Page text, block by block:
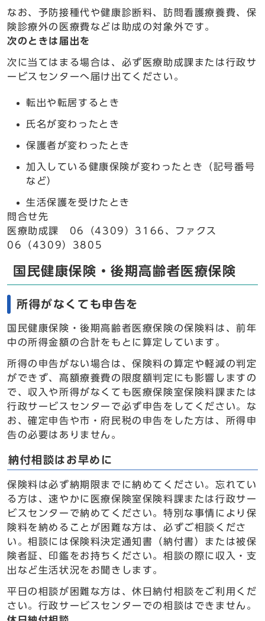
なお、予防接種代や健康診断料、訪問看護療養費、保
険診療外の医療費などは助成の対象外です。
次のときは届出を
次に当てはまる場合は、必ず医療助成課または行政サ
ービスセンターへ届け出てください。
転出や転居するとき
氏名が変わったとき
保護者が変わったとき
加入している健康保険が変わったとき（記号番号
など）
生活保護を受けたとき
問合せ先
医療助成課 06（4309）3166、ファクス
06（4309）3805
国民健康保険・後期高齢者医療保険
所得がなくても申告を
国民健康保険・後期高齢者医療保険の保険料は、前年
中の所得金額の合計をもとに算定しています。
所得の申告がない場合は、保険料の算定や軽減の判定
ができず、高額療養費の限度額判定にも影響しますの
で、収入や所得がなくても医療保険室保険料課または
行政サービスセンターで必ず申告をしてください。な
お、確定申告や市・府民税の申告をした方は、所得申
告の必要はありません。
納付相談はお早めに
保険料は必ず納期限までに納めてください。忘れてい
る方は、速やかに医療保険室保険料課または行政サー
ビスセンターで納めてください。特別な事情により保
険料を納めることが困難な方は、必ずご相談くださ
い。相談には保険料決定通知書（納付書）または被保
険者証、印鑑をお持ちください。相談の際に収入・支
出など生活状況をお聞きします。
平日の相談が困難な方は、休日納付相談をご利用くだ
さい。行政サービスセンターでの相談はできません。